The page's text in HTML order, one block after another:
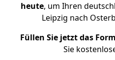
heute, um Ihren
Leipzig nach
Füllen Sie jetzt das
Sie